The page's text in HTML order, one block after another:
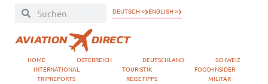
DEUTSCH » ENGLISH »
HOME ÖSTERREICH DEUTSCHLAND
SCHWEIZ
INTERNATIONAL
TOURISTIK
FOOD-INSIDER
TRIPREPORTS
REISETIPPS MILITÄR